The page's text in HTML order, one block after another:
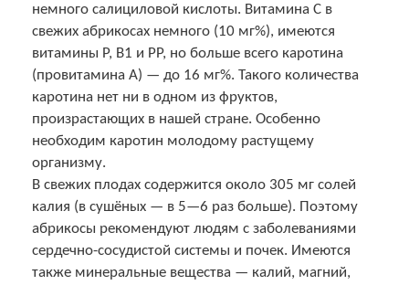
немного салициловой кислоты. Витамина С в
свежих абрикосах немного (10 мг%), имеются
витамины Р, В1 и РР, но больше всего каротина
(провитамина А) — до 16 мг%. Такого количества
каротина нет ни в одном из фруктов,
произрастающих в нашей стране. Особенно
необходим каротин молодому растущему
организму.
В свежих плодах содержится около 305 мг солей
калия (в сушёных — в 5—6 раз больше). Поэтому
абрикосы рекомендуют людям с заболеваниями
сердечно-сосудистой системы и почек. Имеются
также минеральные вещества — калий, магний,